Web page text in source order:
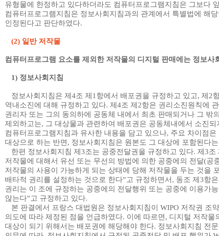
유형물에 한정하고 있다하더라도 컴퓨터프로그램지침은 그보다
컴퓨터프로그램지침은 정보사회지침과의 관계에서 특별법에 해
인정된다고 판단하였다.
(2) 일반 저작물
컴퓨터프로그램 요소를 제외한 저작물의 디지털 판매에는 정보사
1) 정보사회지침
정보사회지침은 제4조 제 1 항에서 배포권을 규정하고 있고,제 2
역내소진에 대해 규정하고 있다. 제 4조 제 2항은 권리소진원칙에
권리자 또는 그의 동의하에 공동체 내에서 최초 판매되거나 그 밖
제외하고는, 그 대상물과 관련하여 배포권은 공동체내에서 소진되
컴퓨터프로그램지침과 유사한 내용을 담고 있으나, 주요 차이점
대상으로 하는 반면 , 정보사회지침은 원본도 그 대상에 포함된다
한편 정보사회지침 제3조는 공중전달권을 규정하고 있다.제3조
저작물에 대해서 유선 또는 무선의 방법에 의한 공중에의 전달(공
저작물의 사용이 가능하게 되는 상태에 당해 저작물을 두는 것을
배타적 권리를 설정하는 것으로 한다”고 규정하면서 , 동조 제 3항
권리는 이 조에 규정하는 공중에의 전달행위 또는 공중에 이용가
않는다”고 규정하고 있다.
본 판결에서 프랑스 대법원은 정보사회지침이WIPO 저작권 조
의도에 따라 제정된 점을 언급하였다. 이에 따르면 , 디지털 저작물
대상이 되기 위해서는 배포권에 해당해야 한다. 정보사회지침 전